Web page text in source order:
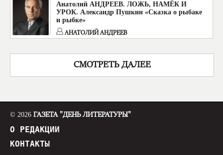
Анатолий АНДРЕЕВ. ЛОЖЬ, НАМЁК И
УРОК. Александр Пушкин «Сказка о рыбаке
и рыбке»
АНАТОЛИЙ АНДРЕЕВ
СМОТРЕТЬ ДАЛЕЕ
© 2026 ГАЗЕТА "ДЕНЬ ЛИТЕРАТУРЫ"
О РЕДАКЦИИ
КОНТАКТЫ